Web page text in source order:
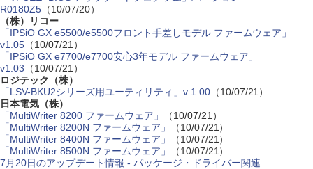
R0180Z5（10/07/20）
（株）リコー
「IPSiO GX e5500/e5500フロント手差しモデル ファームウェア」
v1.05（10/07/21）
「IPSiO GX e7700/e7700安心3年モデル ファームウェア」
v1.03 （10/07/21）
ロジテック（株）
「LSV-BKU2シリーズ用ユーティリティ」v 1.00（10/07/21）
日本電気（株）
「MultiWriter 8200 ファームウェア」
（10/07/21）
「MultiWriter 8200N ファームウェア」
（10/07/21）
「MultiWriter 8400N ファームウェア」
（10/07/21）
「MultiWriter 8500N ファームウェア」
（10/07/21）
7月20日のアップデート情報 - パッケージ・ドライバー関連